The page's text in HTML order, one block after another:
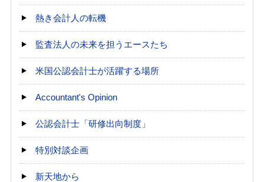
熱き会計人の転機
監査法人の未来を担うエースたち
米国公認会計士が活躍する場所
Accountant's Opinion
公認会計士「研修出向制度」
特別対談企画
新天地から